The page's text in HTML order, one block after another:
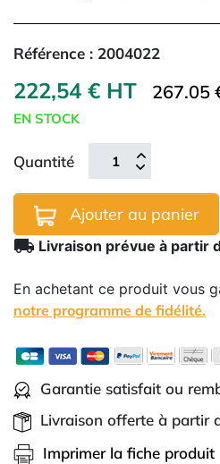
Référence : 2004022
222,54 € HT 267.05
EN STOCK
Quantité
Ajouter au panier
local_shipping Livraison prévue à partir
En achetant ce produit vous
notre programme de fidélité.
Garantie satisfait ou
Livraison offerte à partir
Imprimer la fiche produit